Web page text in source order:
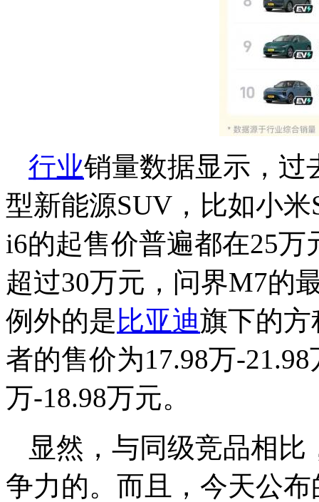
行业销量数据显示，过
型新能源SUV，比如小
i6的起售价普遍都在25
超过30万元，问界M7的
例外的是 比亚迪旗下的方
者的售价为17.98万-
万-18.98万元。
显然，与同级竞品相比
争力的。而且，今天公